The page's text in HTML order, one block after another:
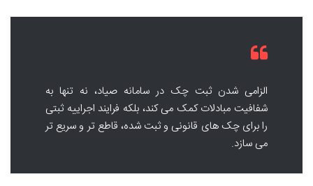
الزامی شدن ثبت چک در سامانه صیاد، نه تنها به
شفافیت مبادلات کمک می کند، بلکه فرایند اجراییه ثبتی
را برای چک های قانونی و ثبت شده، قاطع تر و سریع تر
می سازد.